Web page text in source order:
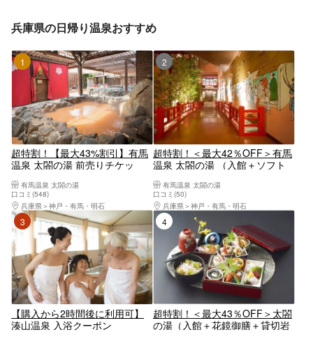
兵庫県の日帰り温泉おすすめ
1位
超特割！【最大43%割引】有馬
温泉 太閤の湯 前売りチケッ
有馬温泉 太閤の湯
口コミ(548)
兵庫県
神戸・有馬・明石
2位
超特割！＜最大42％OFF＞有馬
温泉 太閤の湯 （入館＋ソフト
有馬温泉 太閤の湯
口コミ(50)
兵庫県
神戸・有馬・明石
3位
【購入から2時間後に利用可】
湊山温泉 入浴クーポン
4位
超特割！＜最大43％OFF＞太閤
の湯（入館＋花鏡御膳＋貸切岩